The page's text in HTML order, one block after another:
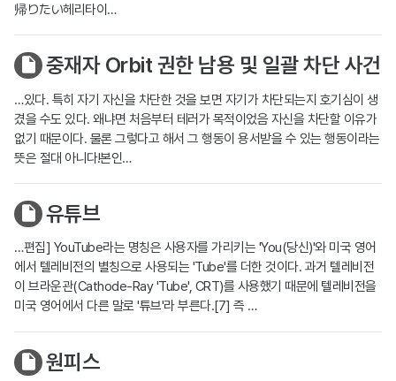
帰りたい헤리타이…
중재자 Orbit 권한 남용 및 일괄 차단 사건
…있다. 특히 자기 자신을 차단한 것을 보면 자기가 차단되는지 호기심이 생
겼을 수도 있다. 왜냐면 처음부터 테러가 목적이었음 자신을 차단할 이유가
없기 때문이다. 물론 그렇다고 해서 그 행동이 용서받을 수 있는 행동이라는
뜻은 절대 아니다!본인…
유튜브
…편집] YouTube라는 명칭은 사용자를 가리키는 'You(당신)'와 미국 영어
에서 텔레비전의 별칭으로 사용되는 'Tube'를 더한 것이다. 과거 텔레비전
이 브라운관(Cathode-Ray 'Tube', CRT)를 사용했기 때문에 텔레비전을
미국 영어에서 다른 말로 '튜브'라 부른다.[7] 즉 …
원피스